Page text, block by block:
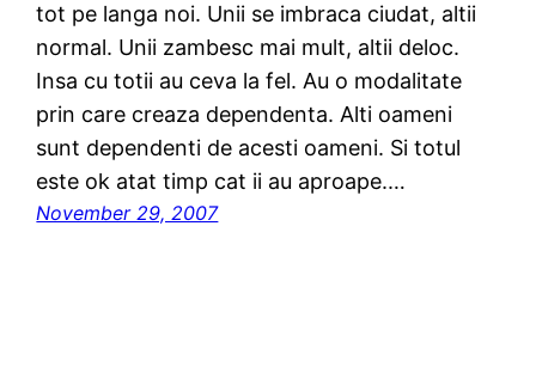
tot pe langa noi. Unii se imbraca ciudat, altii
normal. Unii zambesc mai mult, altii deloc.
Insa cu totii au ceva la fel. Au o modalitate
prin care creaza dependenta. Alti oameni
sunt dependenti de acesti oameni. Si totul
este ok atat timp cat ii au aproape.…
November 29, 2007